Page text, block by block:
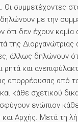
Οι συμμετέχοντες
με την
ότι δεν έχουν καμία
της Διοργανώτριας
άλλως δηλώνουν
ρητά και
απορρέουσας από
κάθε σχετικού
ενώπιον
και Αρχής. Μετά τη